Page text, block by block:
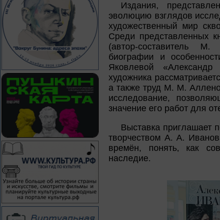
Издания,
эволюцию взглядов
художественный мир
Среди представленных
(автор‑составитель
биографии и
Яковлевой
художника
а также труд М. М.
исследование,
значение его работ для
Выставка приглашает
творчеством А. А.
времён, понять, как
наследие.